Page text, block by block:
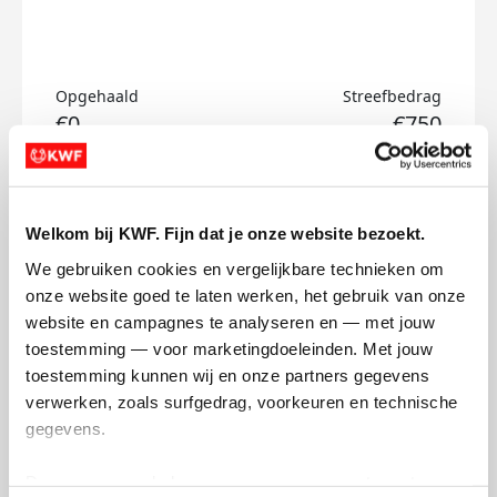
Welkom bij KWF. Fijn dat je onze website bezoekt.
We gebruiken cookies en vergelijkbare technieken om
onze website goed te laten werken, het gebruik van onze
website en campagnes te analyseren en — met jouw
toestemming — voor marketingdoeleinden. Met jouw
toestemming kunnen wij en onze partners gegevens
verwerken, zoals surfgedrag, voorkeuren en technische
gegevens.
Opgehaald
€0
Streefbedrag
€750
Doneer
Erik's badges